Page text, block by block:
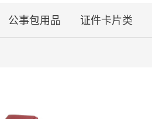
公事包用品 证件卡片类